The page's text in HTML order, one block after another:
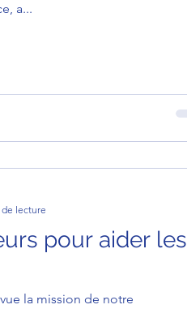
a...
pour aider les
de lecture